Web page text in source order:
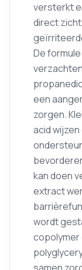
versterkt
direct
De
een
zorgen.
acid
kan doen
extract
wordt
copolymer